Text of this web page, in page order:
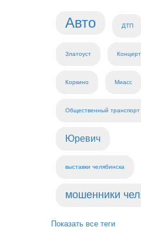
Авто ДТП
Златоуст
Коркино Миасс
Общественный транспорт
Юревич
выставки челябинска
мошенники
Показать все теги